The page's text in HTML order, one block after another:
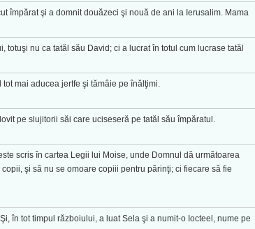
împărat şi a domnit douăzeci şi nouă de ani la Ierusalim. Mama
totuşi nu ca tatăl său David; ci a lucrat în totul cum lucrase tatăl
mai aducea jertfe şi tămâie pe înălţimi.
pe slujitorii săi care uciseseră pe tatăl său împăratul.
scris în cartea Legii lui Moise, unde Domnul dă următoarea
şi să nu se omoare copiii pentru părinţi; ci fiecare să fie
în tot timpul războiului, a luat Sela şi a numit-o Iocteel, nume pe